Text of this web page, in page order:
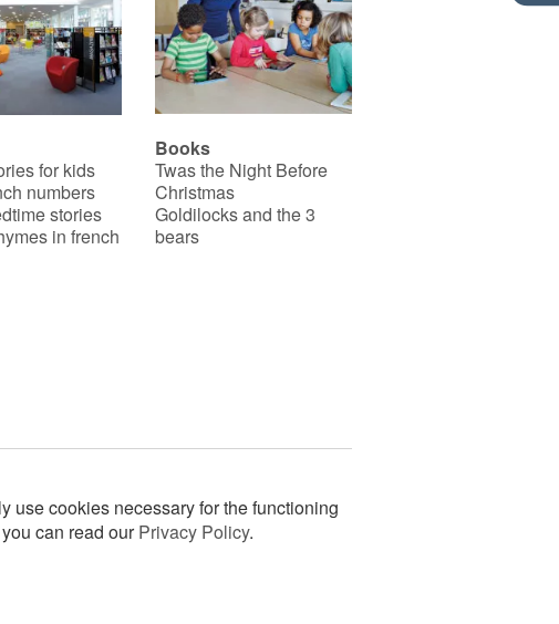
for kids
numbers
stories
in french
Books
Twas the Night Before
Christmas
Goldilocks and the 3
bears
use cookies necessary for the functioning
can read ourPrivacy Policy.